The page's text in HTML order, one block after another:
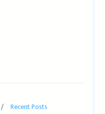
Recent Posts